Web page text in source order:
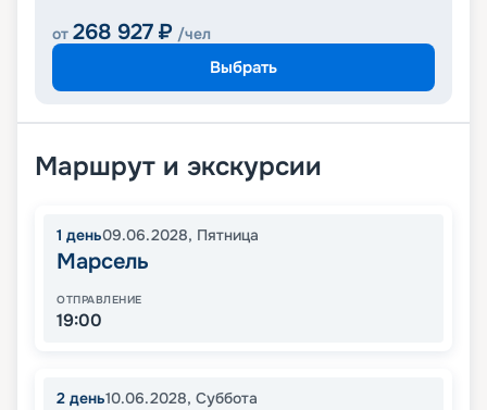
от 268 927 ₽ /чел
Выбрать
Маршрут и экскурсии
1 день09.06.2028, Пятница
Марсель
ОТПРАВЛЕНИЕ
19:00
2 день10.06.2028, Суббота